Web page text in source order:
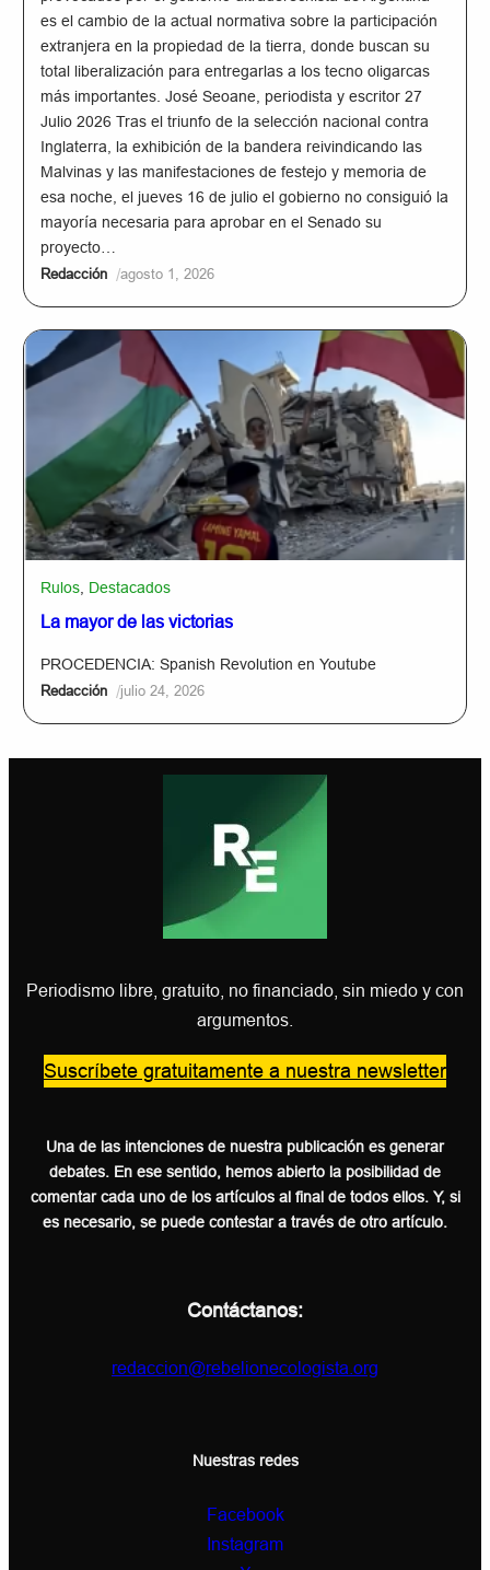
es el cambio de la actual normativa sobre la participación
extranjera en la propiedad de la tierra, donde buscan su
total liberalización para entregarlas a los tecno oligarcas
más importantes. José Seoane, periodista y escritor 27
Julio 2026 Tras el triunfo de la selección nacional contra
Inglaterra, la exhibición de la bandera reivindicando las
Malvinas y las manifestaciones de festejo y memoria de
esa noche, el jueves 16 de julio el gobierno no consiguió la
mayoría necesaria para aprobar en el Senado su
proyecto…
Redacción /agosto 1, 2026
Rulos Destacados
La mayor de las victorias
PROCEDENCIA: Spanish Revolution en Youtube
Redacción /julio 24, 2026
Periodismo libre, gratuito, no financiado, sin miedo y con
argumentos.
Suscríbete gratuitamente a nuestra newsletter
Una de las intenciones de nuestra publicación es generar
debates. En ese sentido, hemos abierto la posibilidad de
comentar cada uno de los artículos al final de todos ellos. Y, si
es necesario, se puede contestar a través de otro artículo.
Contáctanos:
redaccion@rebelionecologista.org
Nuestras redes
Facebook
Instagram